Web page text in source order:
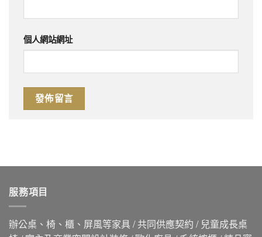
個人網站網址
服務項目
辦公桌、椅、櫃、屏風等家具 / 共同供應契約 / 兒童成長桌